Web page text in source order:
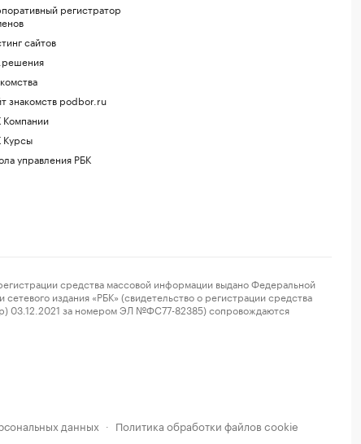
регистратор
сайтов
знакомств podbor.ru
Компании
Курсы
управления РБК
средства массовой информации выдано Федеральной
издания «РБК» (свидетельство о регистрации средства
03.12.2021 за номером ЭЛ №ФС77-82385) сопровождаются
данных · Политика обработки файлов cookie